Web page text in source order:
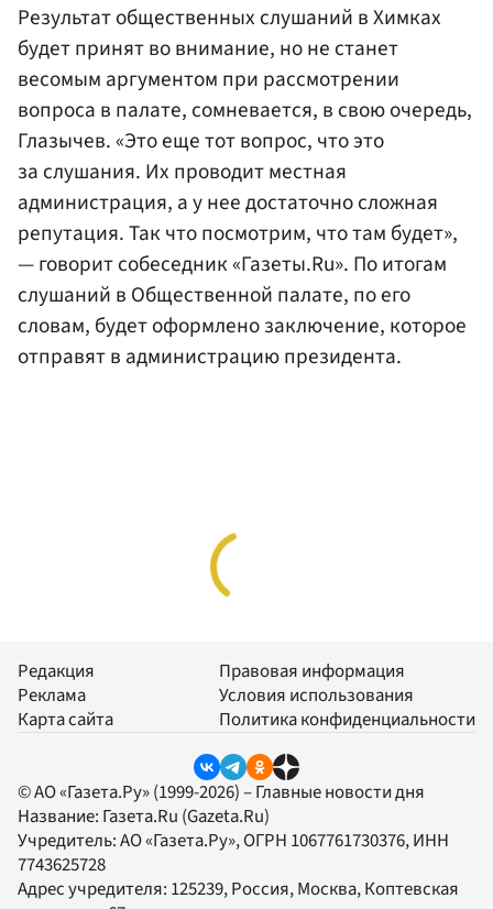
Результат общественных слушаний в Химках
будет принят во внимание, но не станет
весомым аргументом при рассмотрении
вопроса в палате, сомневается, в свою очередь,
Глазычев. «Это еще тот вопрос, что это
за слушания. Их проводит местная
администрация, а у нее достаточно сложная
репутация. Так что посмотрим, что там будет»,
— говорит собеседник «Газеты.Ru». По итогам
слушаний в Общественной палате, по его
словам, будет оформлено заключение, которое
отправят в администрацию президента.
Редакция
Реклама
Карта сайта
Правовая информация
Условия использования
Политика конфиденциальности
© АО «Газета.Ру» (1999-2026) – Главные новости дня
Название: Газета.Ru (Gazeta.Ru)
Учредитель:АО «Газета.Ру», ОГРН 1067761730376, ИНН
7743625728
Адрес учредителя: 125239, Россия, Москва, Коптевская